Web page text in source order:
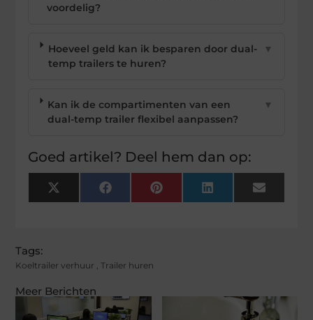
Meer Berichten
voordelig?
Hoeveel geld kan ik besparen door dual-
temp trailers te huren?
▼
Kan ik de compartimenten van een
dual-temp trailer flexibel aanpassen?
▼
Goed artikel? Deel hem dan op:
X
(Twitter)
FacebookPinterest LinkedIn Email
Tags:
Koeltrailer verhuur Trailer huren